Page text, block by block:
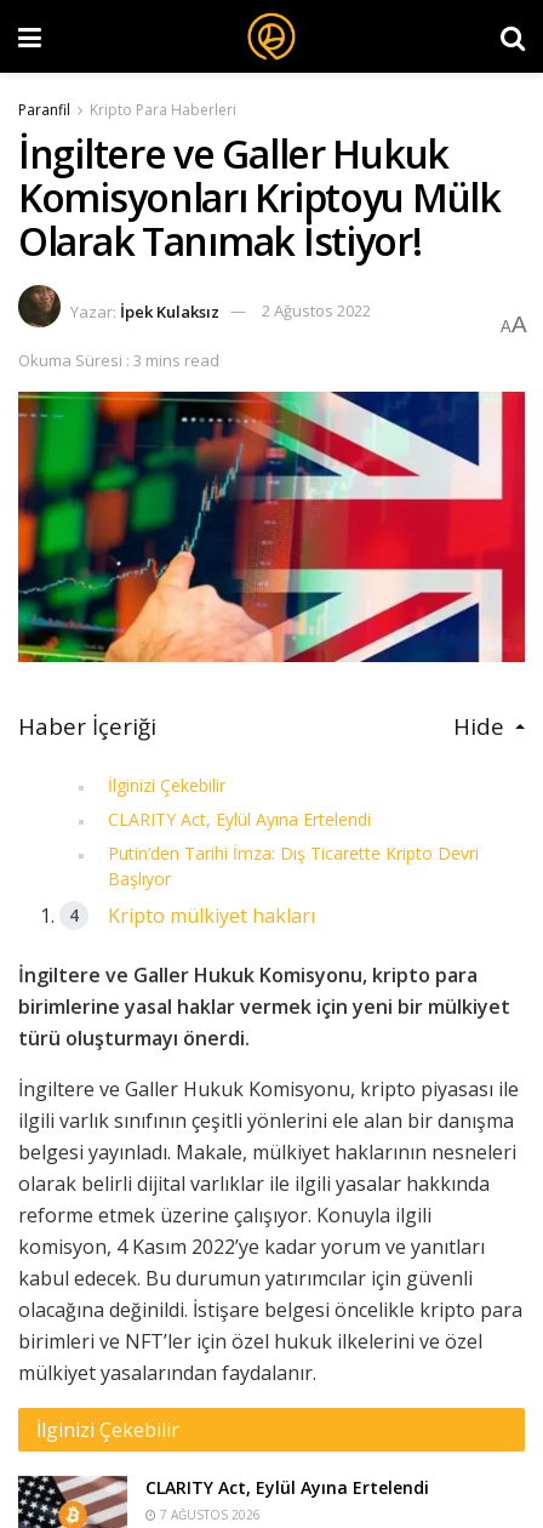
Paranfil Kripto Para Haberleri
İngiltere ve Galler Hukuk
Komisyonları Kriptoyu Mülk
Olarak Tanımak İstiyor!
Yazar: İpek Kulaksız 2 Ağustos 2022
Okuma Süresi : 3 mins read
AA
Haber İçeriği Hide
İlginizi Çekebilir
CLARITY Act, Eylül Ayına Ertelendi
Putin’den Tarihi İmza: Dış Ticarette Kripto Devri
Başlıyor
Kripto mülkiyet hakları
İngiltere ve Galler Hukuk Komisyonu, kripto para
birimlerine yasal haklar vermek için yeni bir mülkiyet
türü oluşturmayı önerdi.
İngiltere ve Galler Hukuk Komisyonu, kripto piyasası ile
ilgili varlık sınıfının çeşitli yönlerini ele alan bir danışma
belgesi yayınladı. Makale, mülkiyet haklarının nesneleri
olarak belirli dijital varlıklar ile ilgili yasalar hakkında
reforme etmek üzerine çalışıyor. Konuyla ilgili
komisyon, 4 Kasım 2022’ye kadar yorum ve yanıtları
kabul edecek. Bu durumun yatırımcılar için güvenli
olacağına değinildi. İstişare belgesi öncelikle kripto para
birimleri ve NFT’ler için özel hukuk ilkelerini ve özel
mülkiyet yasalarından faydalanır.
İlginizi Çekebilir
CLARITY Act, Eylül Ayına Ertelendi
7 AĞUSTOS 2026